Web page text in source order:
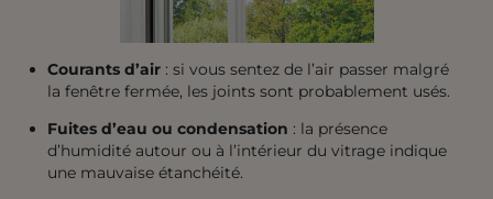
Courants d’air : si vous sentez de l’air passer malgré
la fenêtre fermée, les joints sont probablement usés.
Fuites d’eau ou condensation : la présence
d’humidité autour ou à l’intérieur du vitrage indique
une mauvaise étanchéité.